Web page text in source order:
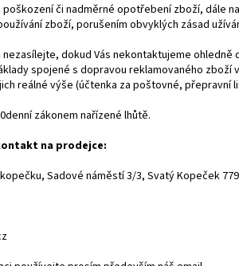
poškození či nadměrné opotřebení zboží, dále
zboží, porušením obvyklých zásad
dokud Vás nekontaktujeme ohledně
spojené s dopravou reklamovaného
reálné výše (účtenka za poštovné, přepravní
zákonem nařízené lhůtě.
na prodejce:
Sadové náměstí 3/3, Svatý Kopeček